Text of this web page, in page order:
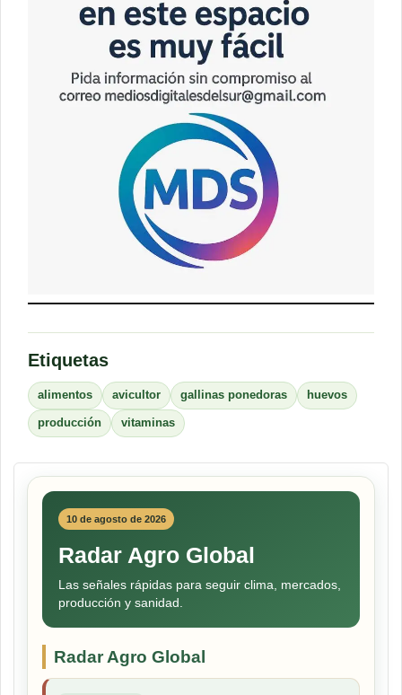
Etiquetas
alimentos avicultor gallinas ponedoras huevos
producción vitaminas
10 de agosto de 2026
Radar Agro Global
Las señales rápidas para seguir clima, mercados,
producción y sanidad.
Radar Agro Global